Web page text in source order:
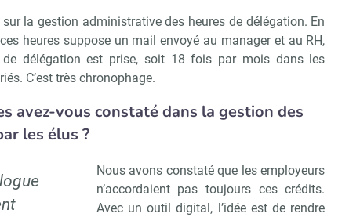
sur la gestion administrative des heures de délégation. En
heures suppose un mail envoyé au manager et au RH,
de délégation est prise, soit 18 fois par mois dans les
C’est très chronophage.
avez-vous constaté dans la gestion des
les élus ?
Nous avons constaté que les employeurs
n’accordaient pas toujours ces crédits.
Avec un outil digital, l’idée est de rendre
CSE Matin Abonnez-vous à notre newsletter
Non merci, je reçois déjà ! Je déciderai plus tard